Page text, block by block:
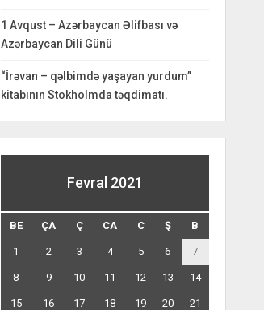
1 Avqust – Azərbaycan Əlifbası və
Azərbaycan Dili Günü
“İrəvan – qəlbimdə yaşayan yurdum”
kitabının Stokholmda təqdimatı.
Fevral 2021
BE ÇA Ç CA C Ş B
1 2 3 4 5 6 7
8 9 10 11 12 13 14
15 16 17 18 19 20 21